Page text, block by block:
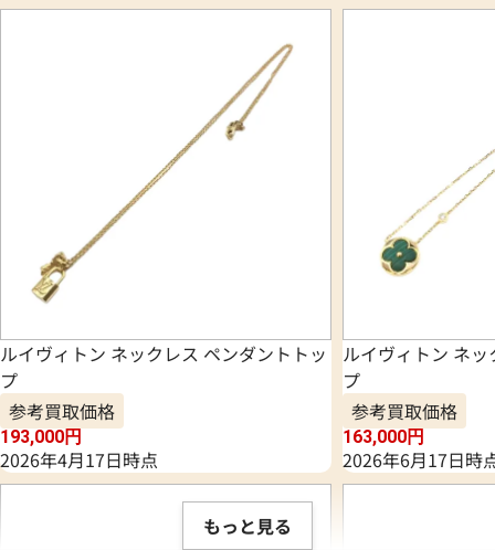
ルイヴィトン ネックレス ペンダントトッ
プ
参考買取価格
193,000円
2026年4月17日時点
ルイヴィトン ネ
プ
参考買取価格
163,000円
2026年6月17日時
もっと見る